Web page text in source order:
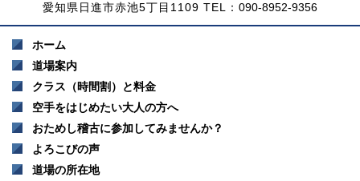
愛知県日進市赤池5丁目1109 TEL： 090-8952-9356
ホーム
道場案内
クラス（時間割）と料金
空手をはじめたい大人の方へ
おためし稽古に参加してみませんか？
よろこびの声
道場の所在地